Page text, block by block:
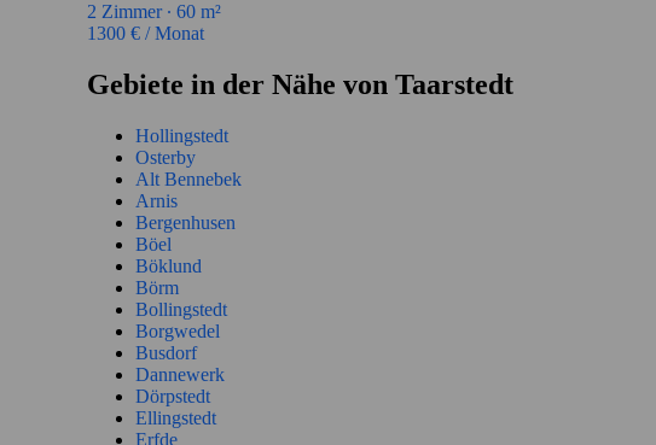
2 Zimmer ∙ 60 m²
1300 € / Monat
Gebiete in der Nähe von Taarstedt
Hollingstedt
Osterby
Alt Bennebek
Arnis
Bergenhusen
Böel
Böklund
Börm
Bollingstedt
Borgwedel
Busdorf
Dannewerk
Dörpstedt
Ellingstedt
Erfde